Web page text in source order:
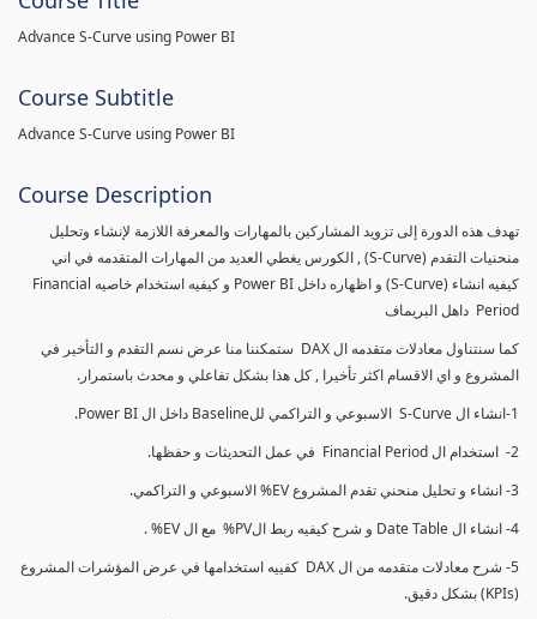
Advance S-Curve using Power BI
Course Subtitle
Advance S-Curve using Power BI
Course Description
تهدف هذه الدورة إلى تزويد المشاركين بالمهارات والمعرفة اللازمة لإنشاء وتحليل
منحنيات التقدم (S-Curve) , الكورس يغطي العديد من المهارات المتقدمه في اني
كيفيه انشاء (S-Curve) و اظهاره داخل Power BI و كيفيه استخدام خاصيه Financial
Period داهل البريماف
كما سنتناول معادلات متقدمه ال DAX ستمكننا منا عرض نسم التقدم و التأخير في
المشروع و اي الاقسام اكثر تأخيرا , كل هذا بشكل تفاعلي و محدث باستمرار.
1-انشاء ال S-Curve الاسبوعي و التراكمي للBaseline داخل ال Power BI.
2- استخدام ال Financial Period في عمل التحديثات و حفظها.
3- انشاء و تحليل منحني تقدم المشروع EV% الاسبوعي و التراكمي.
4- انشاء ال Date Table و شرح كيفيه ربط الPV% مع ال EV% .
5- شرح معادلات متقدمه من ال DAX كفييه استخدامها في عرض المؤشرات المشروع
(KPIs) بشكل دقيق.